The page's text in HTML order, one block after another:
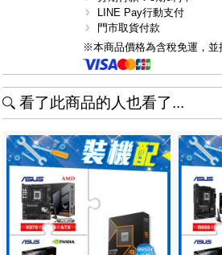
LINE Pay行動支付
門市取貨付款
※本商品價格為含稅免運，並
看了此商品的人也看了...